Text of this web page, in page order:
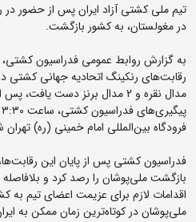
تیم ملی کشتی آزاد ایران پس از حضور در
در مغولستان، به کشور بازگشت.
به گزارش روابط عمومی فدراسیون کشتی،
مدال نقره و 2 مدال برنز دست
فرودگاه بین‌المللی امام خمینی (ره)
فدراسیون کشتی پس از پایان این
بازگشت ملی‌پوشان را رصد کرد و
اقدامات لازم برای عزیمت اعضای تیم به
ملی‌پوشان در کوتاه‌ترین زمان ممکن به